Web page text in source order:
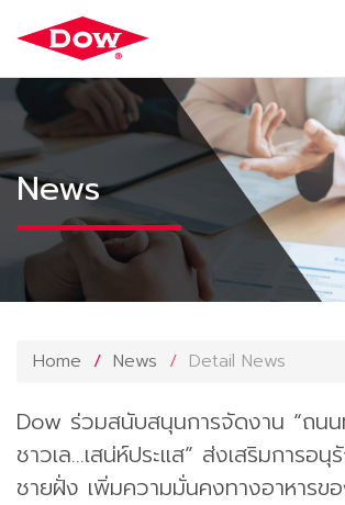
News
Home News Detail News
Dow ร่วมสนับสนุนการจัดงาน “ถน
ชาวเล...เสน่ห์ประแส” ส่งเสริมการอ
ชายฝั่ง เพิ่มความมั่นคงทางอาหารข